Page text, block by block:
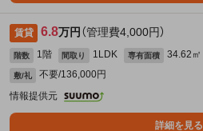
賃貸 6.8万円 （管理費4,000円）
階数 1階 間取り 1LDK 専有面積 34.62㎡
敷/礼
不要/136,000円
情報提供元
詳細を見る